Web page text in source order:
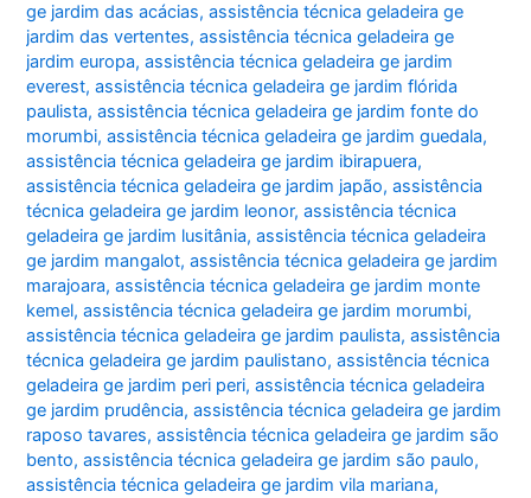
ge jardim das acácias,assistência técnica geladeira ge
jardim das vertentes,assistência técnica geladeira ge
jardim europa,assistência técnica geladeira ge jardim
everest,assistência técnica geladeira ge jardim flórida
paulista,assistência técnica geladeira ge jardim fonte do
morumbi,assistência técnica geladeira ge jardim guedala,
assistência técnica geladeira ge jardim ibirapuera,
assistência técnica geladeira ge jardim japão,assistência
técnica geladeira ge jardim leonor,assistência técnica
geladeira ge jardim lusitânia,assistência técnica geladeira
ge jardim mangalot,assistência técnica geladeira ge jardim
marajoara,assistência técnica geladeira ge jardim monte
kemel,assistência técnica geladeira ge jardim morumbi,
assistência técnica geladeira ge jardim paulista,assistência
técnica geladeira ge jardim paulistano,assistência técnica
geladeira ge jardim peri peri,assistência técnica geladeira
ge jardim prudência,assistência técnica geladeira ge jardim
raposo tavares,assistência técnica geladeira ge jardim são
bento,assistência técnica geladeira ge jardim são paulo,
assistência técnica geladeira ge jardim vila mariana,